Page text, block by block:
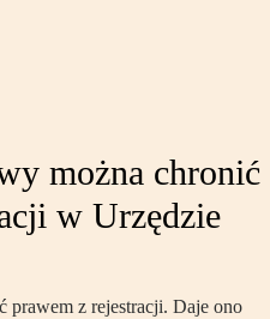
można chronić
w Urzędzie
prawem z rejestracji. Daje ono